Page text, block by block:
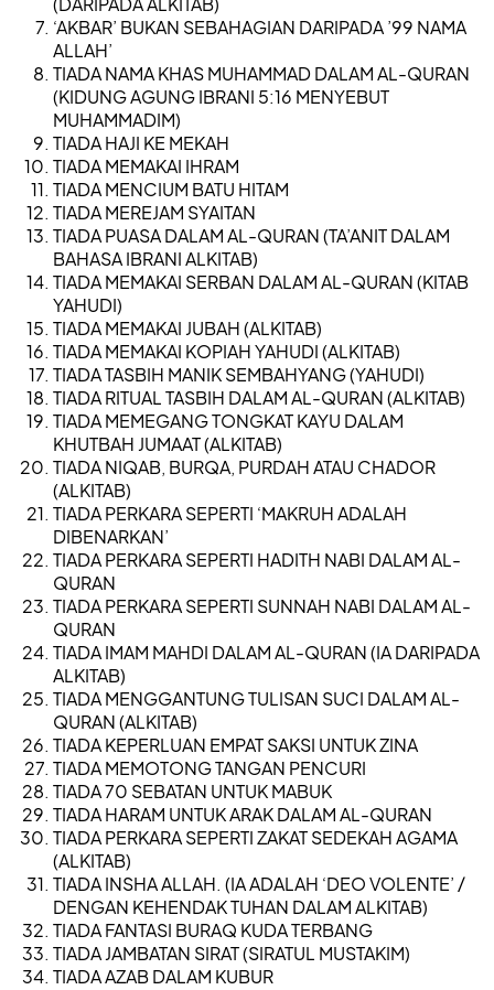
‘AKBAR’ BUKAN SEBAHAGIAN DARIPADA ’99 NAMA
ALLAH’
TIADA NAMA KHAS MUHAMMAD DALAM AL-QURAN
(KIDUNG AGUNG IBRANI 5:16 MENYEBUT
MUHAMMADIM)
TIADA HAJI KE MEKAH
TIADA MEMAKAI IHRAM
TIADA MENCIUM BATU HITAM
TIADA MEREJAM SYAITAN
TIADA PUASA DALAM AL-QURAN (TA’ANIT DALAM
BAHASA IBRANI ALKITAB)
TIADA MEMAKAI SERBAN DALAM AL-QURAN (KITAB
YAHUDI)
TIADA MEMAKAI JUBAH (ALKITAB)
TIADA MEMAKAI KOPIAH YAHUDI (ALKITAB)
TIADA TASBIH MANIK SEMBAHYANG (YAHUDI)
TIADA RITUAL TASBIH DALAM AL-QURAN (ALKITAB)
TIADA MEMEGANG TONGKAT KAYU DALAM
KHUTBAH JUMAAT (ALKITAB)
TIADA NIQAB, BURQA, PURDAH ATAU CHADOR
(ALKITAB)
TIADA PERKARA SEPERTI ‘MAKRUH ADALAH
DIBENARKAN’
TIADA PERKARA SEPERTI HADITH NABI DALAM AL-
QURAN
TIADA PERKARA SEPERTI SUNNAH NABI DALAM AL-
QURAN
TIADA IMAM MAHDI DALAM AL-QURAN (IA DARIPADA
ALKITAB)
TIADA MENGGANTUNG TULISAN SUCI DALAM AL-
QURAN (ALKITAB)
TIADA KEPERLUAN EMPAT SAKSI UNTUK ZINA
TIADA MEMOTONG TANGAN PENCURI
TIADA 70 SEBATAN UNTUK MABUK
TIADA HARAM UNTUK ARAK DALAM AL-QURAN
TIADA PERKARA SEPERTI ZAKAT SEDEKAH AGAMA
(ALKITAB)
TIADA INSHA ALLAH. (IA ADALAH ‘DEO VOLENTE’ /
DENGAN KEHENDAK TUHAN DALAM ALKITAB)
TIADA FANTASI BURAQ KUDA TERBANG
TIADA JAMBATAN SIRAT (SIRATUL MUSTAKIM)
TIADA AZAB DALAM KUBUR